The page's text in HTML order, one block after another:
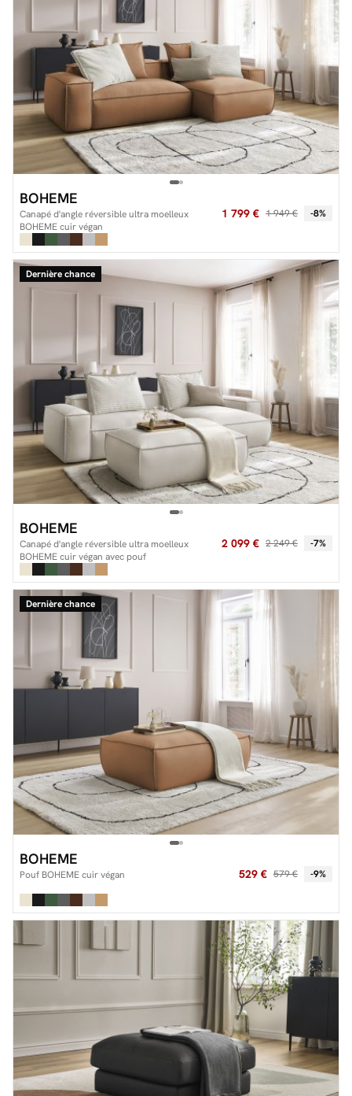
BOHEME
Canapé d'angle réversible ultra moelleux
BOHEME cuir végan
1 799 € 1 949 € -8%
Dernière chance
BOHEME
Canapé d'angle réversible ultra moelleux
BOHEME cuir végan avec pouf
2 099 € 2 249 € -7%
Dernière chance
BOHEME
Pouf BOHEME cuir végan 529 € 579 € -9%